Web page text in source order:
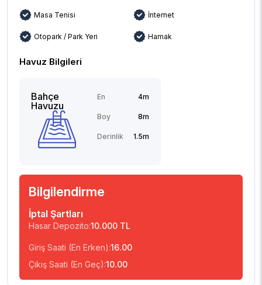
Masa Tenisi İnternet
Otopark / Park Yeri Hamak
Havuz Bilgileri
Bahçe
Havuzu
En 4m
Boy 8m
Derinlik 1.5m
Bilgilendirme
İptal Şartları
Hasar Depozito:10.000 TL
Giriş Saati (En Erken):16.00
Çıkış Saati (En Geç):10.00